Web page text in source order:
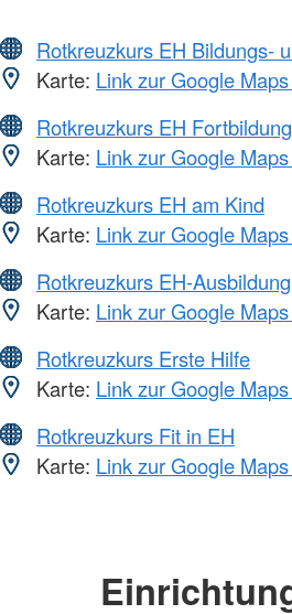
Rotkreuzkurs EH Bildungs-
Karte: Link zur Google
Rotkreuzkurs EH
Karte: Link zur Google
Rotkreuzkurs EH am Kind
Karte: Link zur Google
Rotkreuzkurs EH-
Karte: Link zur Google
Rotkreuzkurs Erste Hilfe
Karte: Link zur Google
Rotkreuzkurs Fit in EH
Karte: Link zur Google